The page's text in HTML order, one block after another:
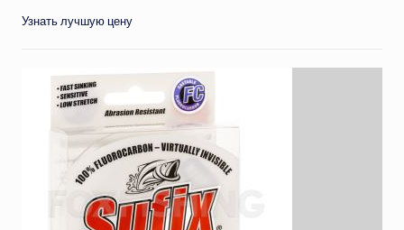
Узнать лучшую цену